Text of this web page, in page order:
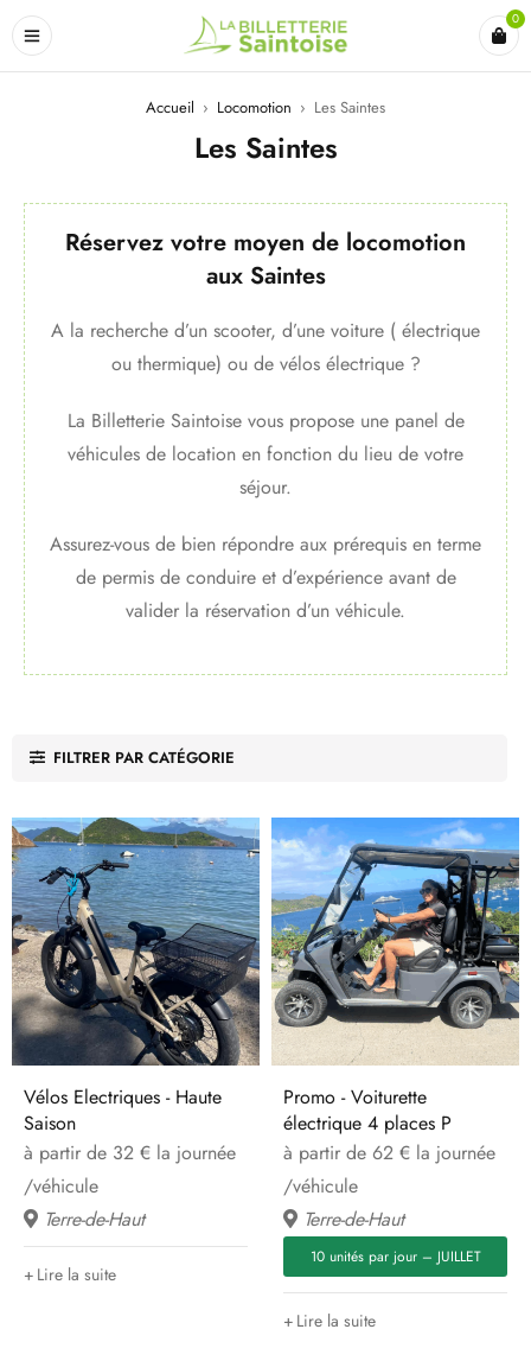
0
Accueil › Locomotion › Les Saintes
Les Saintes
Réservez votre moyen de locomotion
aux Saintes
A la recherche d’un scooter, d’une voiture ( électrique
ou thermique) ou de vélos électrique ?
La Billetterie Saintoise vous propose une panel de
véhicules de location en fonction du lieu de votre
séjour.
Assurez-vous de bien répondre aux prérequis en terme
de permis de conduire et d’expérience avant de
valider la réservation d’un véhicule.
FILTRER PAR CATÉGORIE
à partir de 32 € la journée
/véhicule
Terre-de-Haut
Vélos Electriques - Haute
Saison
Lire la suite
à partir de 62 € la journée
/véhicule
Terre-de-Haut
10 unités par jour – JUILLET
Promo - Voiturette
électrique 4 places P
Lire la suite